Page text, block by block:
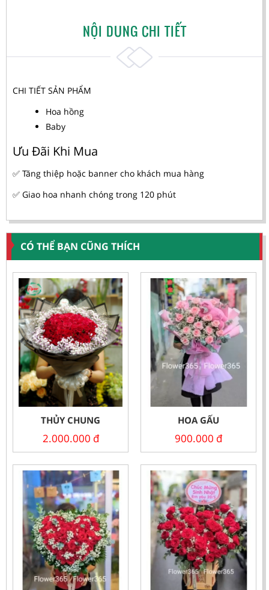
NỘI DUNG CHI TIẾT
CHI TIẾT SẢN PHẨM
Hoa hồng
Baby
Ưu Đãi Khi Mua
✅ Tăng thiệp hoặc banner cho khách mua hàng
✅ Giao hoa nhanh chóng trong 120 phút
CÓ THỂ BẠN CŨNG THÍCH
THỦY CHUNG
2.000.000 đ
HOA GẤU
900.000 đ